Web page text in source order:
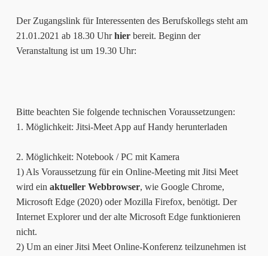
Der Zugangslink für Interessenten des Berufskollegs steht am
21.01.2021 ab 18.30 Uhrhierbereit. Beginn der
Veranstaltung ist um 19.30 Uhr:
Bitte beachten Sie folgende technischen Voraussetzungen:
1. Möglichkeit: Jitsi-Meet App auf Handy herunterladen
2. Möglichkeit: Notebook / PC mit Kamera
1) Als Voraussetzung für ein Online-Meeting mit Jitsi Meet
wird ein aktueller Webbrowser, wie Google Chrome,
Microsoft Edge (2020) oder Mozilla Firefox, benötigt. Der
Internet Explorer und der alte Microsoft Edge funktionieren
nicht.
2) Um an einer Jitsi Meet Online-Konferenz teilzunehmen ist